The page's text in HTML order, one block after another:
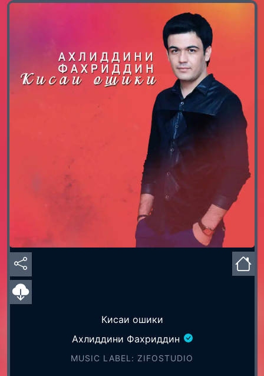
Кисаи ошики
Ахлиддини Фахриддин
MUSIC LABEL: ZIFOSTUDIO